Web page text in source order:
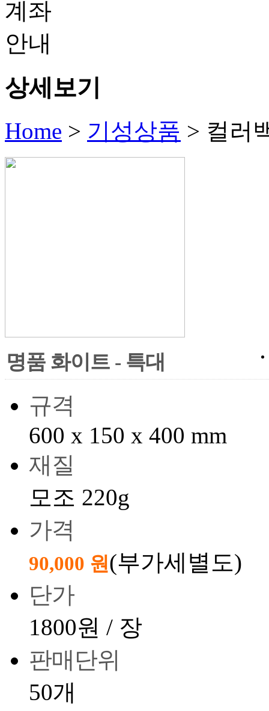
상세보기
Home > 기성상품 > 컬러
명품 화이트 - 특대
규격
600 x 150 x 400 mm
재질
모조 220g
가격
90,000 원(부가세별도)
단가
1800원 / 장
판매단위
50개